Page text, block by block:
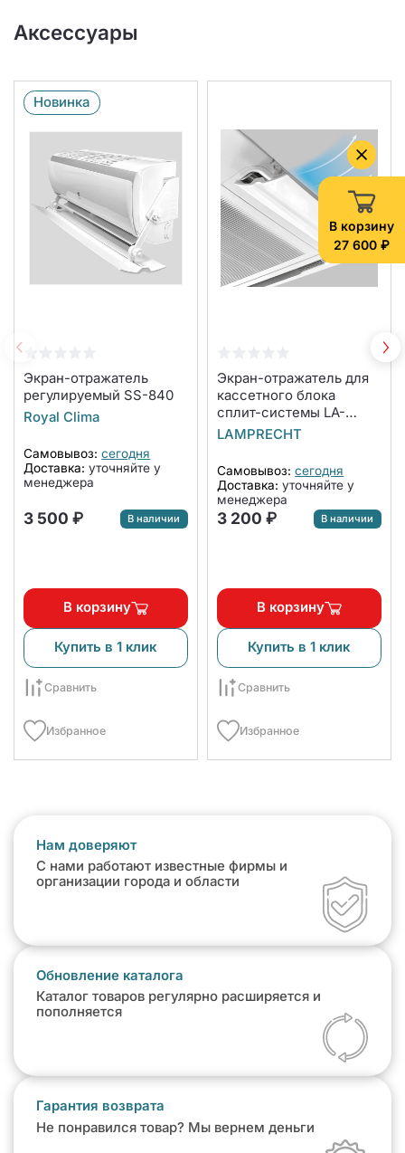
В корзину
27 600 ₽
Аксессуары
Новинка
Экран-отражатель
регулируемый SS-840
Royal Clima
Самовывоз: сегодня
Доставка: уточняйте у
менеджера
3 500 ₽ В наличии
В корзину
Купить в 1 клик
Сравнить
Избранное
Экран-отражатель для
кассетного блока
сплит-системы LA-
NW600-CA
LAMPRECHT
Самовывоз: сегодня
Доставка: уточняйте у
менеджера
3 200 ₽ В наличии
В корзину
Купить в 1 клик
Сравнить
Избранное
Нам доверяют
С нами работают известные фирмы и
организации города и области
Обновление каталога
Каталог товаров регулярно расширяется и
пополняется
Гарантия возврата
Не понравился товар? Мы вернем деньги